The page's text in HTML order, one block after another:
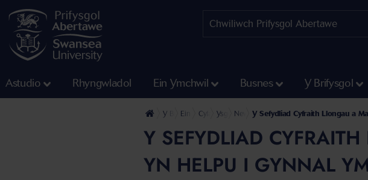
Astudio Rhyngwladol Ein Ymchwil Busnes Y Brifysgol
Y BrifysgolEin Cyfadrannau
Cyfadran y Dyniaethau a'r Gwyddorau Cymdeithasol
Ysgol y Gyfraith Hillary Rodham Clinton
Newyddion gan Ysgol y Gyfraith Hillary
Y Sefydliad Cyfraith Llongau a
Y SEFYDLIAD
YN HELPU I GYNNAL